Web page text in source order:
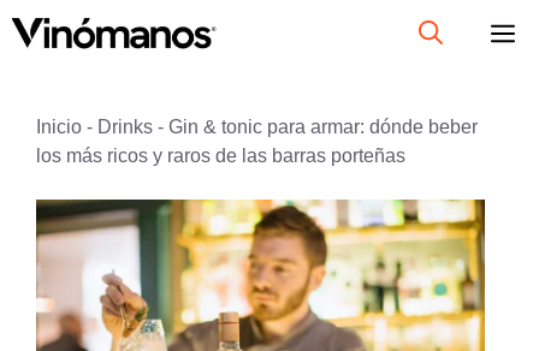
Inicio - Drinks - Gin & tonic para armar: dónde beber
los más ricos y raros de las barras porteñas